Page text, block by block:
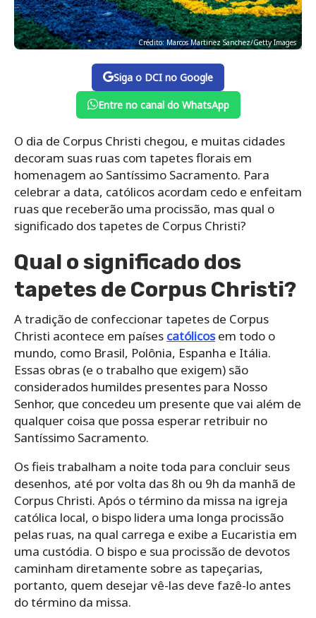
Crédito: Marcos Martinez Sanchez/Getty Images
Siga o DCI no Google
Entre no canal do WhatsApp
O dia de Corpus Christi chegou, e muitas cidades
decoram suas ruas com tapetes florais em
homenagem ao Santíssimo Sacramento. Para
celebrar a data, católicos acordam cedo e enfeitam
ruas que receberão uma procissão, mas qual o
significado dos tapetes de Corpus Christi?
Qual o significado dos
tapetes de Corpus Christi?
A tradição de confeccionar tapetes de Corpus
Christi acontece em países católicosem todo o
mundo, como Brasil, Polônia, Espanha e Itália.
Essas obras (e o trabalho que exigem) são
considerados humildes presentes para Nosso
Senhor, que concedeu um presente que vai além de
qualquer coisa que possa esperar retribuir no
Santíssimo Sacramento.
Os fieis trabalham a noite toda para concluir seus
desenhos, até por volta das 8h ou 9h da manhã de
Corpus Christi. Após o término da missa na igreja
católica local, o bispo lidera uma longa procissão
pelas ruas, na qual carrega e exibe a Eucaristia em
uma custódia. O bispo e sua procissão de devotos
caminham diretamente sobre as tapeçarias,
portanto, quem desejar vê-las deve fazê-lo antes
do término da missa.